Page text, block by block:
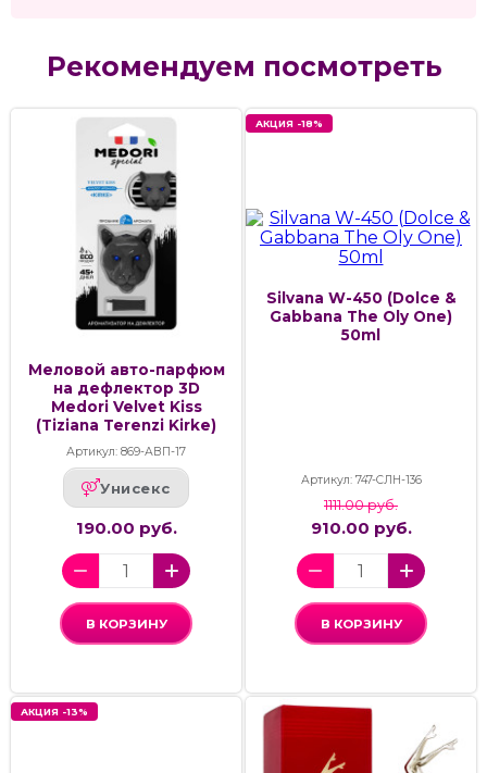
Рекомендуем посмотреть
Меловой авто-парфюм
на дефлектор 3D
Medori Velvet Kiss
(Tiziana Terenzi Kirke)
Артикул: 869-АВП-17
Унисекс
190.00 руб.
В КОРЗИНУ
АКЦИЯ -18%
Silvana W-450 (Dolce &
Gabbana The Oly One)
50ml
Артикул: 747-СЛН-136
1111.00 руб.
910.00 руб.
В КОРЗИНУ
АКЦИЯ -13%